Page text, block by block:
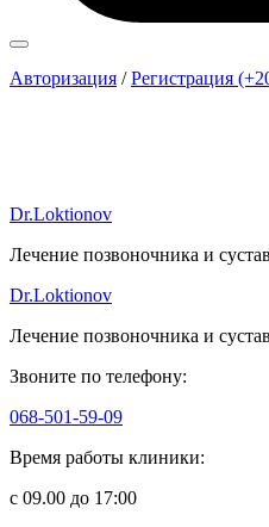
Авторизация /Регистрация
Dr.Loktionov
Лечение позвоночника и
Dr.Loktionov
Лечение позвоночника и
Звоните по телефону:
068-501-59-09
Время работы клиники:
с 09.00 до 17:00